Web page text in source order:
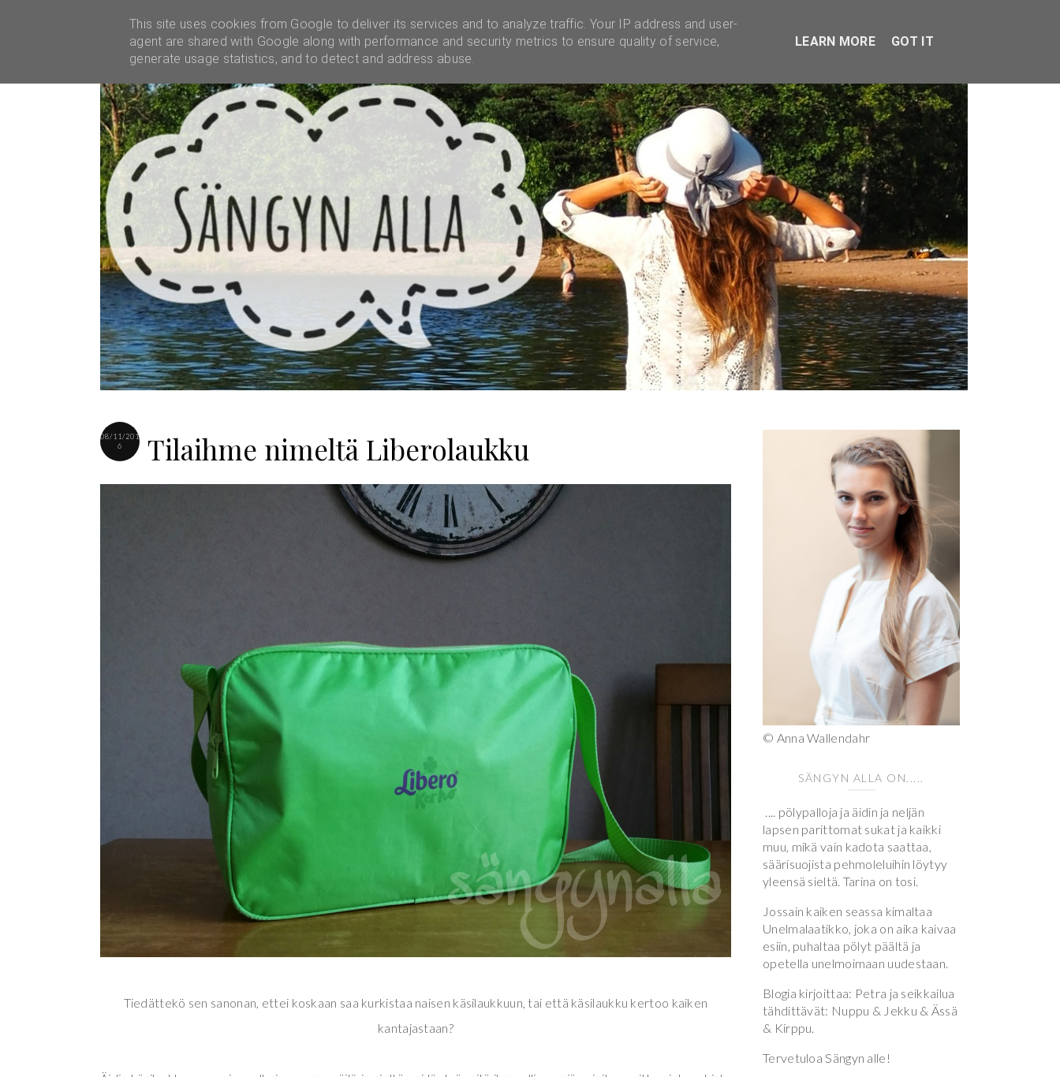
YHTEISTYÖT UNELMALAATIKKO
08/11/201
6
Tilaihme nimeltä Liberolaukku
Tiedättekö sen sanonan, ettei koskaan saa kurkistaa naisen käsilaukkuun, tai että käsilaukku kertoo kaiken
kantajastaan?
© Anna Wallendahr
SÄNGYN ALLA ON.....
.... pölypalloja ja äidin ja neljän
lapsen parittomat sukat ja kaikki
muu, mikä vain kadota saattaa,
säärisuojista pehmoleluihin löytyy
yleensä sieltä. Tarina on tosi.
Jossain kaiken seassa kimaltaa
Unelmalaatikko, joka on aika kaivaa
esiin, puhaltaa pölyt päältä ja
opetella unelmoimaan uudestaan.
Blogia kirjoittaa: Petra ja seikkailua
tähdittävät: Nuppu & Jekku & Ässä
& Kirppu.
Tervetuloa Sängyn alle!
This site uses cookies from Google to deliver its services and to analyze traffic. Your IP address and user-
agent are shared with Google along with performance and security metrics to ensure quality of service,
generate usage statistics, and to detect and address abuse.
LEARN MORE GOT IT